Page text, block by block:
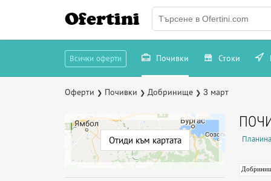
Ofertini
Всички оферти Почивки Стоки
Оферти ❯ Почивки ❯ Добринище ❯ 3 март
Отиди към картата